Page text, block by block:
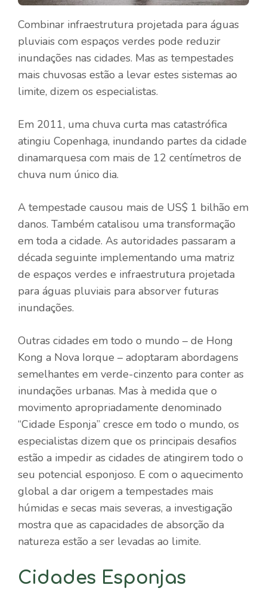
Combinar infraestrutura projetada para águas
pluviais com espaços verdes pode reduzir
inundações nas cidades. Mas as tempestades
mais chuvosas estão a levar estes sistemas ao
limite, dizem os especialistas.
Em 2011, uma chuva curta mas catastrófica
atingiu Copenhaga, inundando partes da cidade
dinamarquesa com mais de 12 centímetros de
chuva num único dia.
A tempestade causou mais de US$ 1 bilhão em
danos. Também catalisou uma transformação
em toda a cidade. As autoridades passaram a
década seguinte implementando uma matriz
de espaços verdes e infraestrutura projetada
para águas pluviais para absorver futuras
inundações.
Outras cidades em todo o mundo – de Hong
Kong a Nova Iorque – adoptaram abordagens
semelhantes em verde-cinzento para conter as
inundações urbanas. Mas à medida que o
movimento apropriadamente denominado
“Cidade Esponja” cresce em todo o mundo, os
especialistas dizem que os principais desafios
estão a impedir as cidades de atingirem todo o
seu potencial esponjoso. E com o aquecimento
global a dar origem a tempestades mais
húmidas e secas mais severas, a investigação
mostra que as capacidades de absorção da
natureza estão a ser levadas ao limite.
Cidades Esponjas